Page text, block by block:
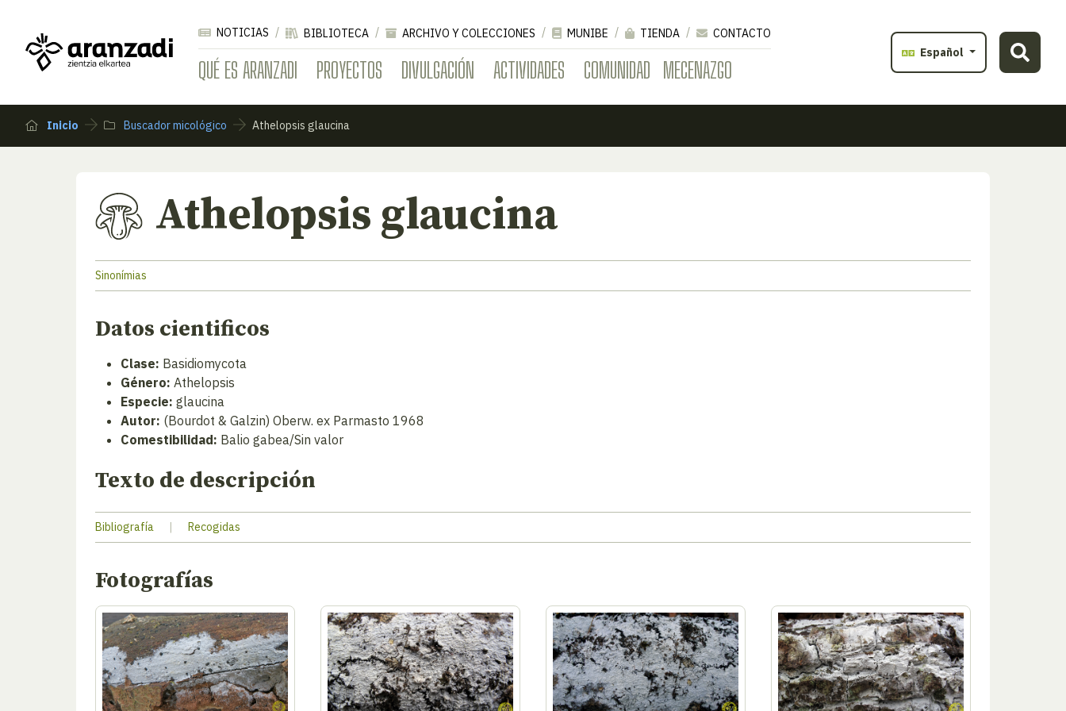
QUÉ ES ARANZADI PROYECTOS DIVULGACIÓN ACTIVIDADES COMUNIDAD MECENAZGO
NOTICIAS BIBLIOTECA ARCHIVO Y COLECCIONES MUNIBE TIENDA
CONTACTO
Español
Inicio Buscador micológico Athelopsis glaucina
Athelopsis glaucina
Sinonímias
Datos cientificos
Clase: Basidiomycota
Género: Athelopsis
Especie: glaucina
Autor: (Bourdot & Galzin) Oberw. ex Parmasto 1968
Comestibilidad: Balio gabea/Sin valor
Texto de descripción
Bibliografía | Recogidas
Fotografías